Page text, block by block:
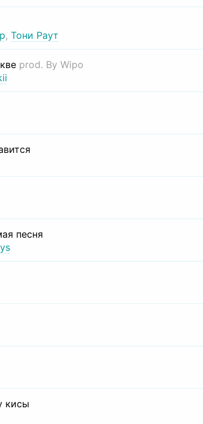
, Тони Раут
prod. By Wipo
песня
кисы